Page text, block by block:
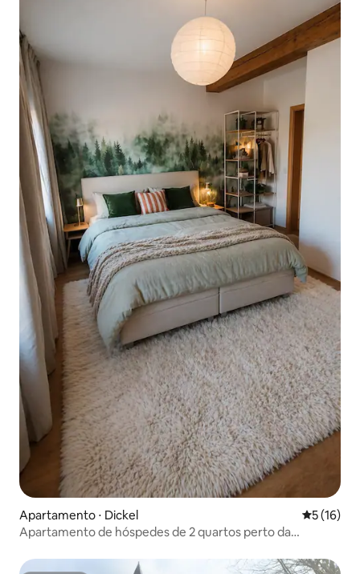
Apartamento ⋅ Dickel 5 de uma
5 (16)
Apartamento de hóspedes de 2 quartos perto da